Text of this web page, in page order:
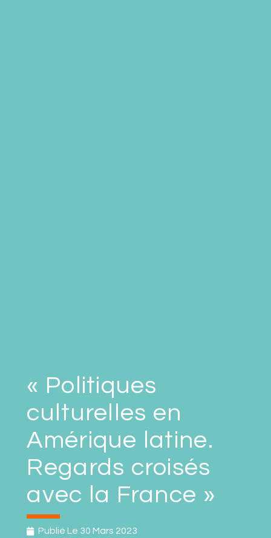
« Politiques
culturelles en
Amérique latine.
Regards croisés
avec la France »
Publié Le 30 Mars 2023